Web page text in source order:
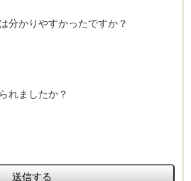
分かりやすかったですか？
れましたか？